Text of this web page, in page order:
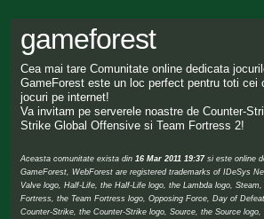
gameforest
Cea mai tare Comunitate online dedicata
GameForest este un loc perfect pentru toti cei
jocuri pe internet!
Va invitam pe serverele noastre de Counter-
Strike Global Offensive si Team Fortress 2!
Aceasta comunitate exista din 16 Mar 2011 19:37si este online
GameForest, WebForest are registered trademarks of IDeSys
Valve logo, Half-Life, the Half-Life logo, the Lambda logo,
Fortress, the Team Fortress logo, Opposing Force, Day of
Counter-Strike, the Counter-Strike logo, Source, the Source